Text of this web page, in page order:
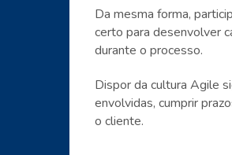
Da mesma forma,
certo para desenvolver
durante o processo.
Dispor da cultura Agile
envolvidas, cumprir
o cliente.